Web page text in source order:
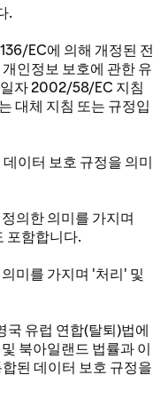
.
EC에 의해 개정된 전
인정보 보호에 관한 유
자 2002/58/EC 지침
대체 지침 또는 규정입
이터 보호 규정을 의미
의한 의미를 가지며
포함합니다.
미를 가지며 '처리' 및
국 유럽 연합(탈퇴)법에
북아일랜드 법률과 이
된 데이터 보호 규정을